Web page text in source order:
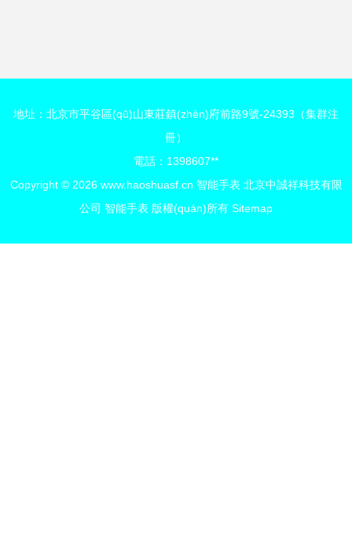
地址：北京市平谷區(qū)山東莊鎮(zhèn)府前路9號-24393（集群注
冊）
電話：1398607**
Copyright © 2026 www.haoshuasf.cn 智能手表 北京中誠祥科技有限
公司 智能手表 版權(quán)所有 Sitemap